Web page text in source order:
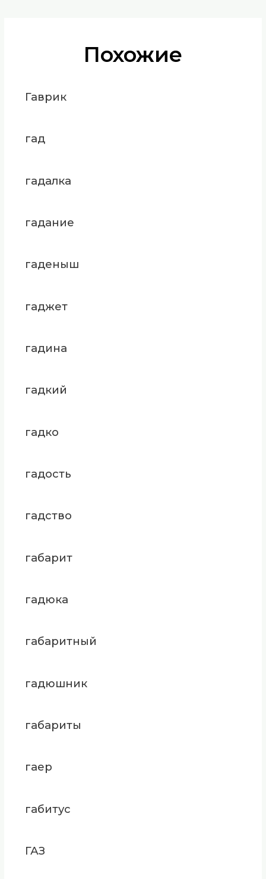
Похожие
Гаврик
гад
гадалка
гадание
гаденыш
гаджет
гадина
гадкий
гадко
гадость
гадство
габарит
гадюка
габаритный
гадюшник
габариты
гаер
габитус
ГАЗ